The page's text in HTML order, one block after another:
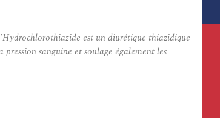
est un diurétique thiazidique
sanguine et soulage également les